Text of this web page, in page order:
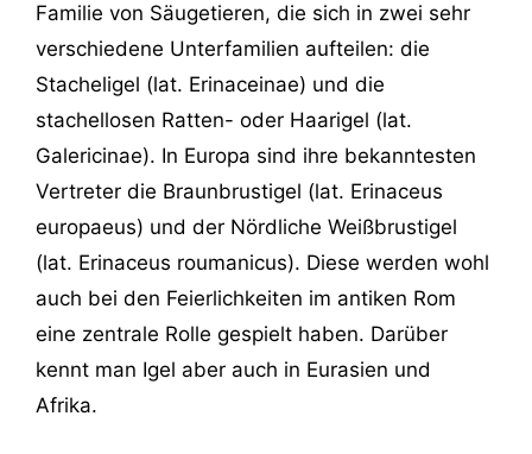
Familie von Säugetieren, die sich in zwei sehr
verschiedene Unterfamilien aufteilen: die
Stacheligel (lat. Erinaceinae) und die
stachellosen Ratten- oder Haarigel (lat.
Galericinae). In Europa sind ihre bekanntesten
Vertreter die Braunbrustigel (lat. Erinaceus
europaeus) und der Nördliche Weißbrustigel
(lat. Erinaceus roumanicus). Diese werden wohl
auch bei den Feierlichkeiten im antiken Rom
eine zentrale Rolle gespielt haben. Darüber
kennt man Igel aber auch in Eurasien und
Afrika.